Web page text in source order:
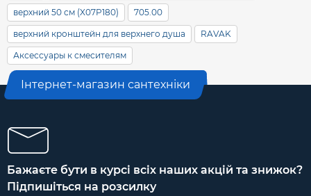
верхний 50 см (X07P180) 705.00
верхний кронштейн для верхнего душа RAVAK
Аксессуары к смесителям
Інтернет-магазин сантехніки
Бажаєте бути в курсі всіх наших акцій та знижок?
Підпишіться на розсилку